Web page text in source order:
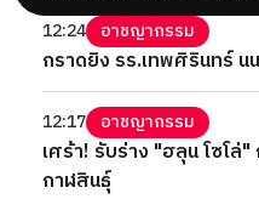
12:24 อาชญากรรม
กราดยิง รร.เทพศิรินทร์ น
12:17 อาชญากรรม
เศร้า! รับร่าง "ฮลุน โซโ
กาฬสินธุ์